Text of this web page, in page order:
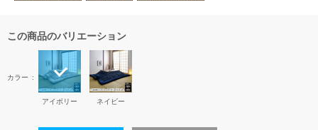
この商品のバリエーション
カラー
アイボリー ネイビー